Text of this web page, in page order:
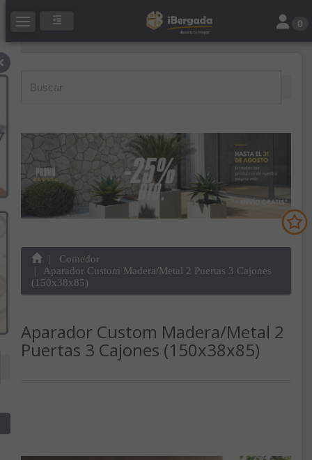
Toggle navigation Toggle
0
Comedor
Aparador Custom Madera/Metal 2 Puertas 3 Cajones
(150x38x85)
Aparador Custom Madera/Metal 2
Puertas 3 Cajones (150x38x85)